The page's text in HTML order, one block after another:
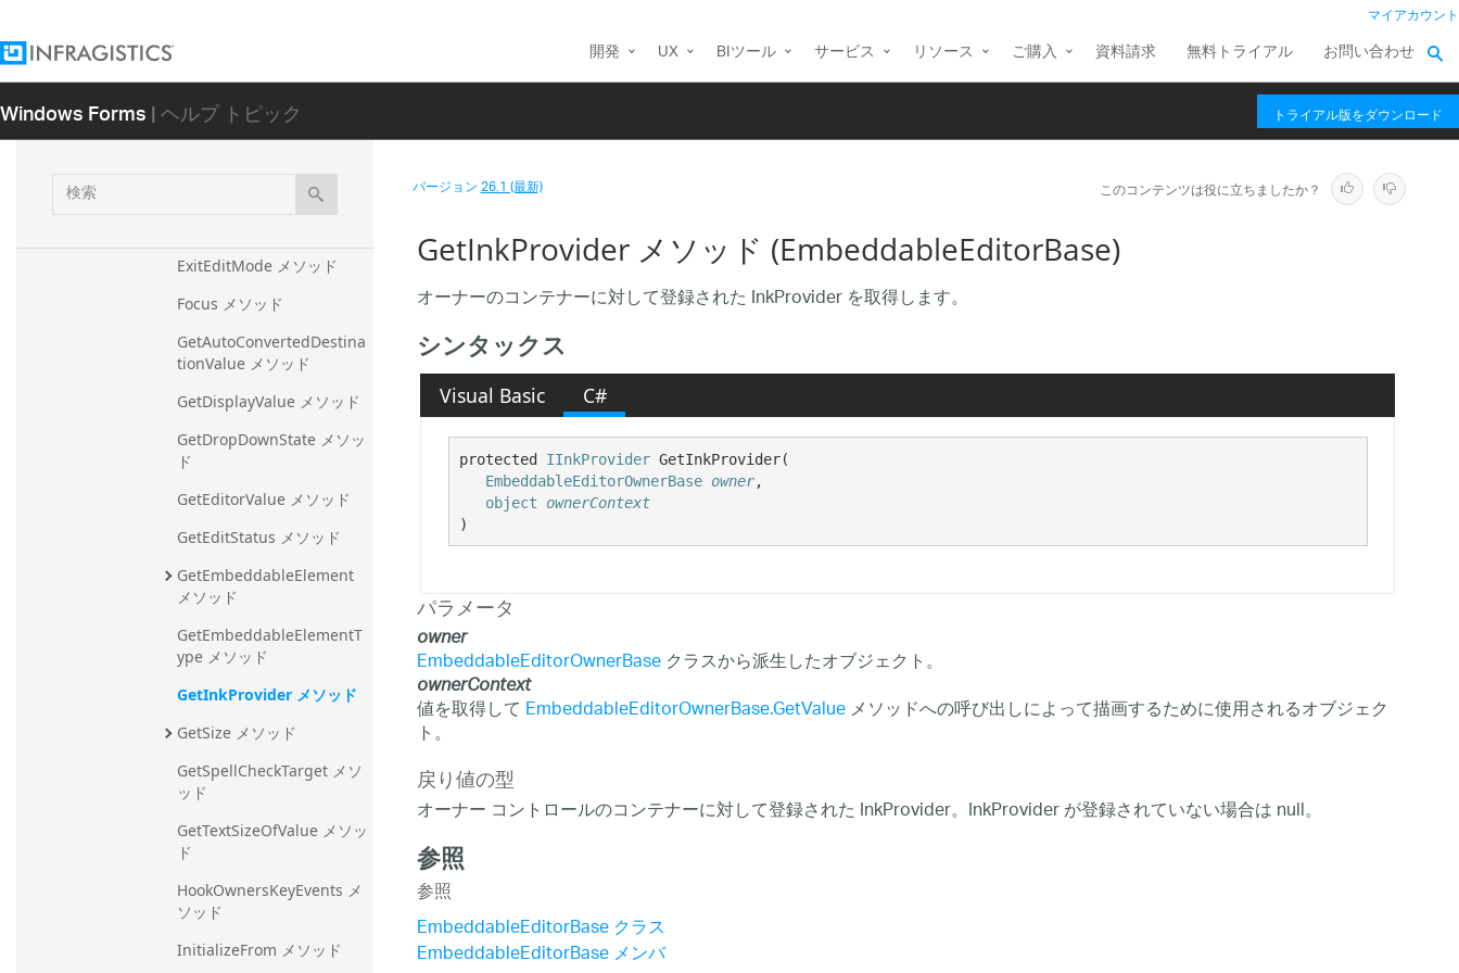
マイアカウント
開発 UX BIツール サービス リソース ご購入 資料請求 無料トライアル お問い合わせ
Windows Forms| ヘルプ トピック トライアル版をダウンロード
検
索
DoCloseUp メソッド
DropDown メソッド
ExitEditMode メソッド
Focus メソッド
GetAutoConvertedDestina
tionValue メソッド
GetDisplayValue メソッド
GetDropDownState メソッ
ド
GetEditorValue メソッド
GetEditStatus メソッド
GetEmbeddableElement
メソッド
GetEmbeddableElementT
ype メソッド
GetInkProvider メソッド
GetSize メソッド
GetSpellCheckTarget メソ
ッド
GetTextSizeOfValue メソッ
ド
HookOwnersKeyEvents メ
ソッド
InitializeFrom メソッド
バージョン26.1 (最新) このコンテンツは役に立ちましたか？
GetInkProvider メソッド (EmbeddableEditorBase)
オーナーのコンテナーに対して登録された InkProvider を取得します。
シンタックス
Visual Basic C#
protected IInkProvider GetInkProvider(
EmbeddableEditorOwnerBase owner,
object ownerContext
)
パラメータ
owner
EmbeddableEditorOwnerBaseクラスから派生したオブジェクト。
ownerContext
値を取得して EmbeddableEditorOwnerBase.GetValueメソッドへの呼び出しによって描画するために使用されるオブジェク
ト。
戻り値の型
オーナー コントロールのコンテナーに対して登録された InkProvider。InkProvider が登録されていない場合は null。
参照
参照
EmbeddableEditorBase クラス
EmbeddableEditorBase メンバ